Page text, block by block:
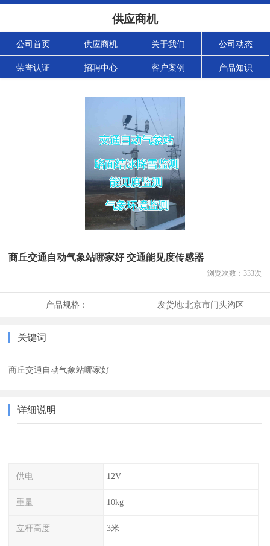
供应商机
公司首页 供应商机 关于我们 公司动态
荣誉认证 招聘中心 客户案例 产品知识
商丘交通自动气象站哪家好 交通能见度传感器
浏览次数： 333次
产品规格： 发货地:北京市门头沟区
关键词
商丘交通自动气象站哪家好
详细说明
供电 12V
重量 10kg
立杆高度 3米